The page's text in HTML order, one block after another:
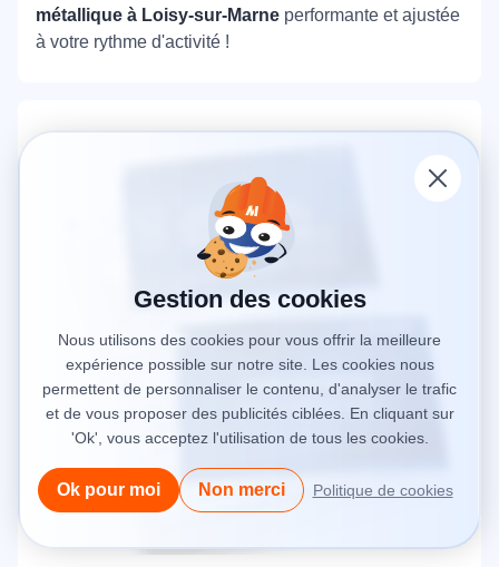
métallique à Loisy-sur-Marne performante et ajustée
à votre rythme d'activité !
Gestion des cookies
Nous utilisons des cookies pour vous offrir la meilleure
expérience possible sur notre site. Les cookies nous
permettent de personnaliser le contenu, d'analyser le trafic
et de vous proposer des publicités ciblées. En cliquant sur
'Ok', vous acceptez l'utilisation de tous les cookies.
Ok pour moi Non merci Politique de cookies